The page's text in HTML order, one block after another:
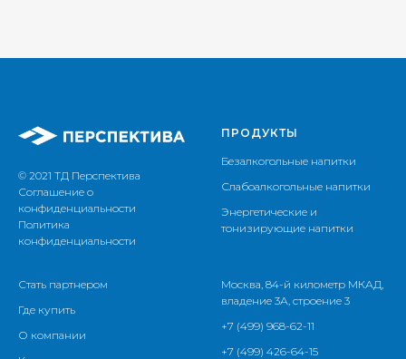
© 2021 ТД Перспектива
Соглашение о
конфиденциальности
Политика
конфиденциальности
ПРОДУКТЫ
Безалкогольные напитки
Слабоалкогольные напитки
Энергетические и
тонизирующие напитки
Стать партнером
Где купить
О компании
Москва, 84-й километр МКАД,
владение 3А, строение 3
+7 (499) 968-62-11
+7 (499) 426-64-15